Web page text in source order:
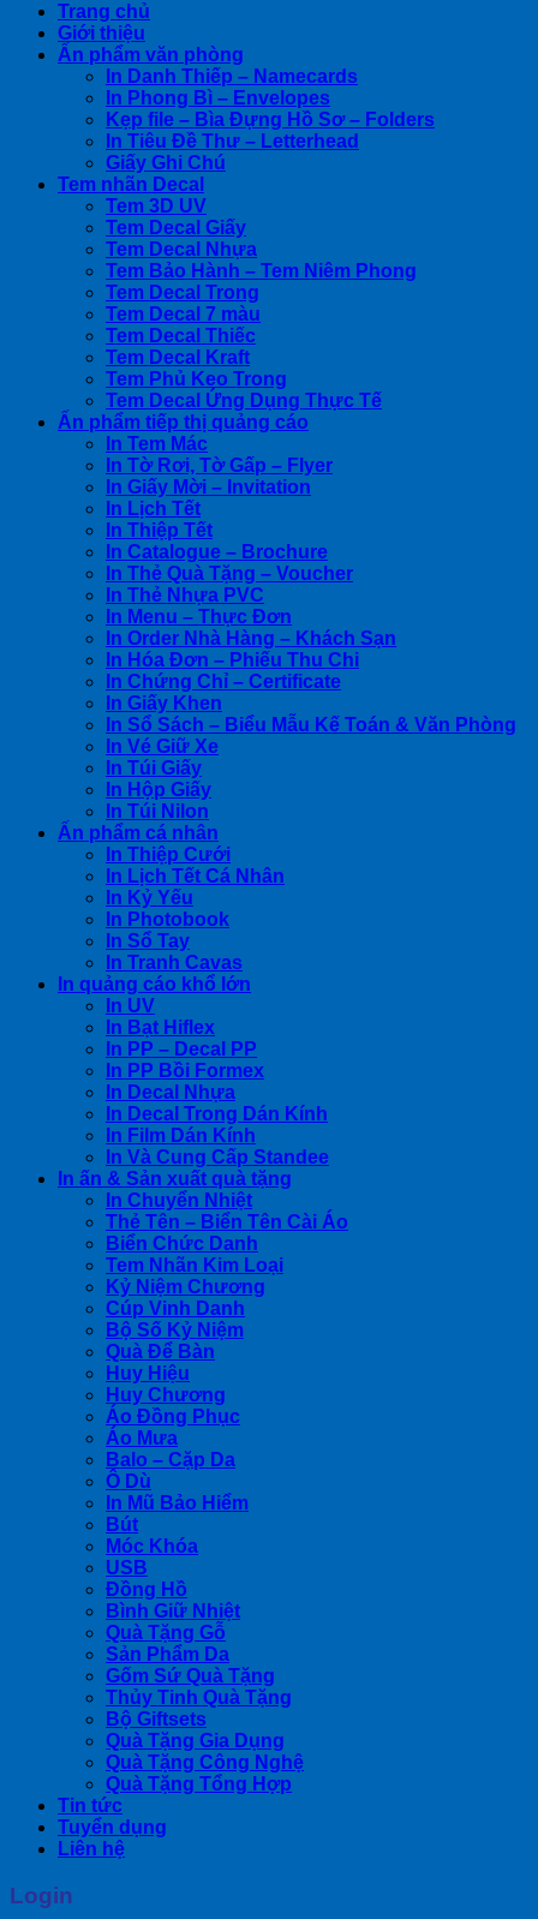
Trang chủ
Giới thiệu
Ấn phẩm văn phòng
In Danh Thiếp – Namecards
In Phong Bì – Envelopes
Kẹp file – Bìa Đựng Hồ Sơ – Folders
In Tiêu Đề Thư – Letterhead
Giấy Ghi Chú
Tem nhãn Decal
Tem 3D UV
Tem Decal Giấy
Tem Decal Nhựa
Tem Bảo Hành – Tem Niêm Phong
Tem Decal Trong
Tem Decal 7 màu
Tem Decal Thiếc
Tem Decal Kraft
Tem Phủ Keo Trong
Tem Decal Ứng Dụng Thực Tế
Ấn phẩm tiếp thị quảng cáo
In Tem Mác
In Tờ Rơi, Tờ Gấp – Flyer
In Giấy Mời – Invitation
In Lịch Tết
In Thiệp Tết
In Catalogue – Brochure
In Thẻ Quà Tặng – Voucher
In Thẻ Nhựa PVC
In Menu – Thực Đơn
In Order Nhà Hàng – Khách Sạn
In Hóa Đơn – Phiếu Thu Chi
In Chứng Chỉ – Certificate
In Giấy Khen
In Sổ Sách – Biểu Mẫu Kế Toán & Văn Phòng
In Vé Giữ Xe
In Túi Giấy
In Hộp Giấy
In Túi Nilon
Ấn phẩm cá nhân
In Thiệp Cưới
In Lịch Tết Cá Nhân
In Kỷ Yếu
In Photobook
In Sổ Tay
In Tranh Cavas
In quảng cáo khổ lớn
In UV
In Bạt Hiflex
In PP – Decal PP
In PP Bồi Formex
In Decal Nhựa
In Decal Trong Dán Kính
In Film Dán Kính
In Và Cung Cấp Standee
In ấn & Sản xuất quà tặng
In Chuyển Nhiệt
Thẻ Tên – Biển Tên Cài Áo
Biển Chức Danh
Tem Nhãn Kim Loại
Kỷ Niệm Chương
Cúp Vinh Danh
Bộ Số Kỷ Niệm
Quà Để Bàn
Huy Hiệu
Huy Chương
Áo Đồng Phục
Áo Mưa
Balo – Cặp Da
Ô Dù
In Mũ Bảo Hiểm
Bút
Móc Khóa
USB
Đồng Hồ
Bình Giữ Nhiệt
Quà Tặng Gỗ
Sản Phẩm Da
Gốm Sứ Quà Tặng
Thủy Tinh Quà Tặng
Bộ Giftsets
Quà Tặng Gia Dụng
Quà Tặng Công Nghệ
Quà Tặng Tổng Hợp
Tin tức
Tuyển dụng
Liên hệ
Login